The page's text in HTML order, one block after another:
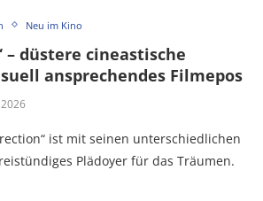
Neu im Kino
– düstere cineastische
ansprechendes Filmepos
ist mit seinen unterschiedlichen
Plädoyer für das Träumen.